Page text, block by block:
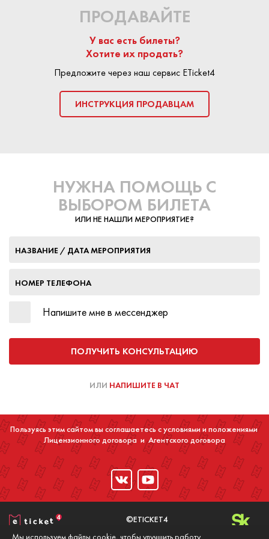
ПРОДАВАЙТЕ
У вас есть билеты?
Хотите их продать?
Предложите через наш сервис ETicket4
ИНСТРУКЦИЯ ПРОДАВЦАМ
НУЖНА ПОМОЩЬ С
ВЫБОРОМ БИЛЕТА
ИЛИ НЕ НАШЛИ МЕРОПРИЯТИЕ?
НАЗВАНИЕ / ДАТА МЕРОПРИЯТИЯ
НОМЕР ТЕЛЕФОНА
Напишите мне в мессенджер
ПОЛУЧИТЬ КОНСУЛЬТАЦИЮ
ИЛИ НАПИШИТЕ В ЧАТ
Пользуясь этим сайтом вы соглашаетесь с условиями и положениями
Лицензионного договора иАгентского договора
©ETICKET4
Мы используем файлы cookie, чтобы улучшить работу